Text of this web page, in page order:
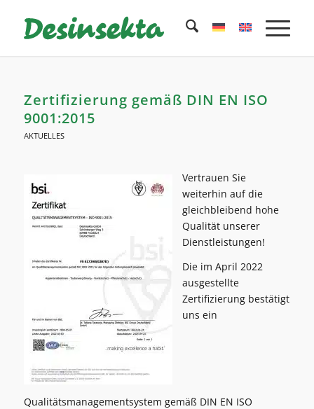
Zertifizierung gemäß DIN EN ISO
9001:2015
AKTUELLES
Vertrauen Sie
weiterhin auf die
gleichbleibend hohe
Qualität unserer
Dienstleistungen!
Die im April 2022
ausgestellte
Zertifizierung bestätigt
uns ein
Qualitätsmanagementsystem gemäß DIN EN ISO